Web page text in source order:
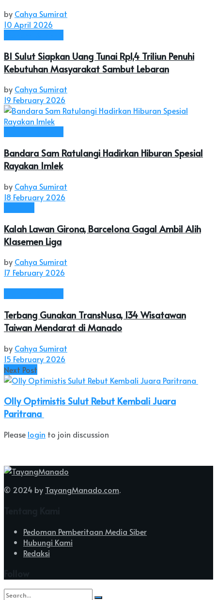
by Cahya Sumirat
10 April 2026
BI Sulut Siapkan Uang Tunai Rp1,4 Triliun Penuhi
Kebutuhan Masyarakat Sambut Lebaran
by Cahya Sumirat
19 February 2026
Bandara Sam Ratulangi Hadirkan Hiburan Spesial
Rayakan Imlek
by Cahya Sumirat
18 February 2026
Kalah Lawan Girona, Barcelona Gagal Ambil Alih
Klasemen Liga
by Cahya Sumirat
17 February 2026
Terbang Gunakan TransNusa, 134 Wisatawan
Taiwan Mendarat di Manado
by Cahya Sumirat
15 February 2026
Next Post
Olly Optimistis Sulut Rebut Kembali Juara
Paritrana
Please login to join discussion
© 2024 by TayangManado.com.
Pedoman Pemberitaan Media Siber
Hubungi Kami
Redaksi